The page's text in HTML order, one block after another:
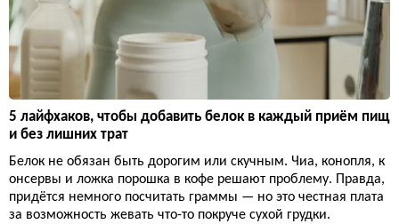
5 лайфхаков, чтобы добавить белок в каждый приём пищ
и без лишних трат
Белок не обязан быть дорогим или скучным. Чиа, конопля, к
онсервы и ложка порошка в кофе решают проблему. Правда,
придётся немного посчитать граммы — но это честная плата
за возможность жевать что-то покруче сухой грудки.